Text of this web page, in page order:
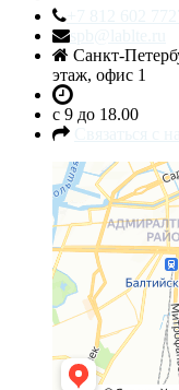
Санкт-
этаж, офис 1
c 9 до 18.00
Санкт‑Петербург
Яндекс.Карты —